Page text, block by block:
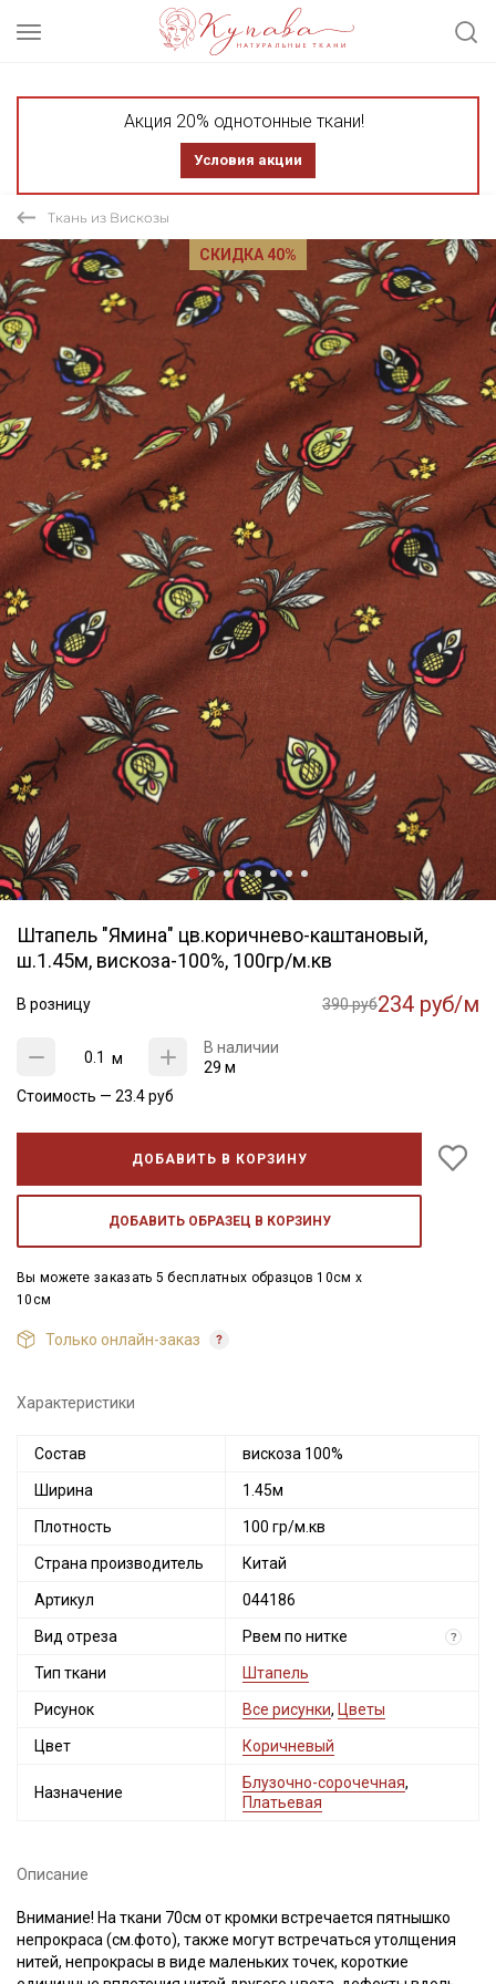
Акция 20% однотонные ткани!
Условия акции
Ткань из Вискозы
СКИДКА 40%
Штапель "Ямина" цв.коричнево-каштановый,
ш.1.45м, вискоза-100%, 100гр/м.кв
В розницу 390 руб234 руб/м
м
В наличии
29 м
Стоимость — 23.4руб
ДОБАВИТЬ В КОРЗИНУ
ДОБАВИТЬ ОБРАЗЕЦ В КОРЗИНУ
Вы можете заказать 5 бесплатных образцов 10см x
10см
Только онлайн-заказ
Характеристики
Состав вискоза 100%
Ширина 1.45м
Плотность 100 гр/м.кв
Страна производитель Китай
Артикул 044186
Вид отреза Рвем по нитке ?
Тип ткани Штапель
Рисунок Все рисунки, Цветы
Цвет Коричневый
Назначение
Блузочно-сорочечная,
Платьевая
Описание
Внимание! На ткани 70см от кромки встречается пятнышко
непрокраса (см.фото), также могут встречаться утолщения
нитей, непрокрасы в виде маленьких точек, короткие